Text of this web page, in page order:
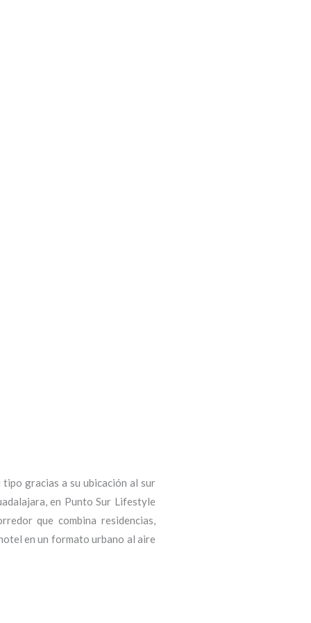
gracias a su ubicación al sur
en Punto Sur Lifestyle
que combina residencias,
en un formato urbano al aire